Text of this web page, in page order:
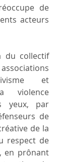
de
acteurs
du collectif
et
violence
yeux, par
de
de la
respect de
en prônant